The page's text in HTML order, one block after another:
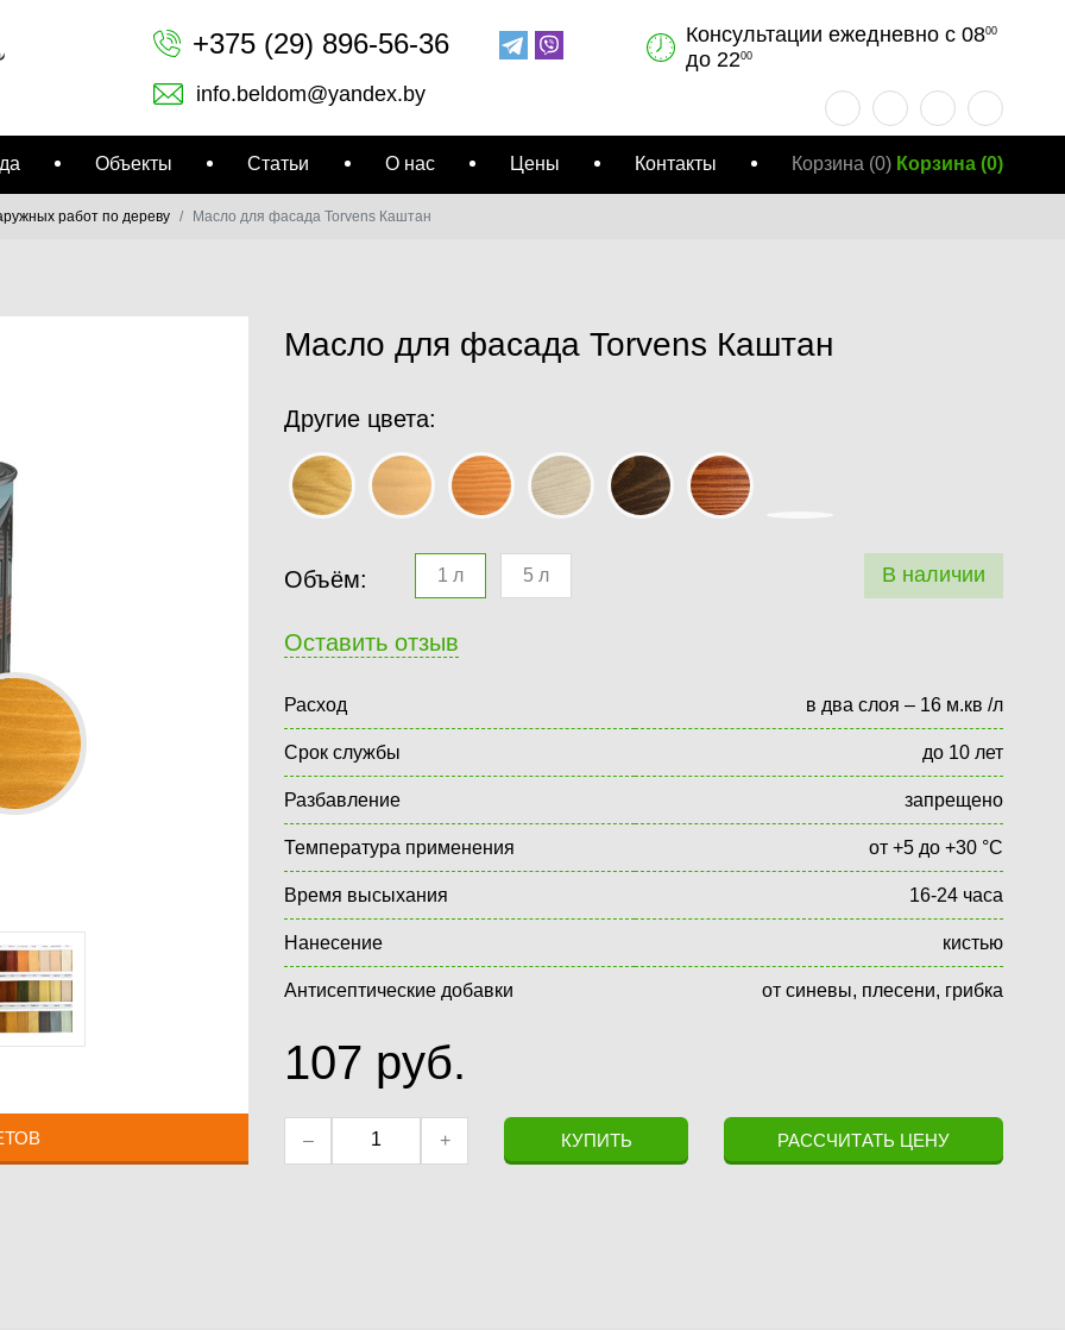
+375 (29) 896-56-36
info.beldom@yandex.by
Консультации ежедневно с 0800
до 2200
Объекты Статьи О нас Цены Контакты Корзина (0) Корзина(0)
работ по дереву Масло для фасада Torvens Каштан
Масло для фасада Torvens Каштан
Другие цвета:
Объём: 1 л 5 л В наличии
Оставить отзыв
Расход в два слоя – 16 м.кв /л
Срок службы до 10 лет
Разбавление запрещено
Температура применения от +5 до +30 °С
Время высыхания 16-24 часа
Нанесение кистью
Антисептические добавки от синевы, плесени, грибка
107 руб.
– + КУПИТЬ РАССЧИТАТЬ ЦЕНУ